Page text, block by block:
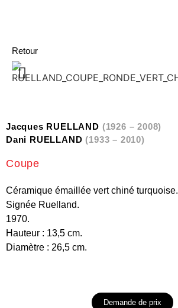
Retour
Jacques RUELLAND (1926 – 2008)
Dani RUELLAND (1933 – 2010)
Coupe
Céramique émaillée vert chiné turquoise.
Signée Ruelland.
1970.
Hauteur : 13,5 cm.
Diamètre : 26,5 cm.
Demande de prix